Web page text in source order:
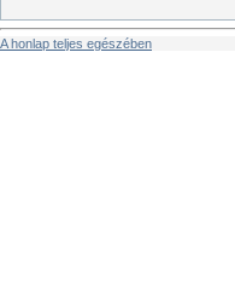
A honlap teljes egészében